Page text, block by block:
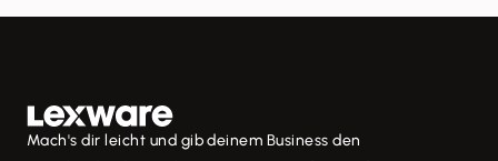
Mach's dir leicht und gib deinem Business den